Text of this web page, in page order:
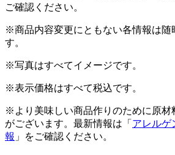
ご確認ください。
※商品内容変更にともない各情報は随
す。
※写真はすべてイメージです。
※表示価格はすべて税込です。
※より美味しい商品作りのために原材
がございます。最新情報は「 アレルゲ
報 」をご確認ください。